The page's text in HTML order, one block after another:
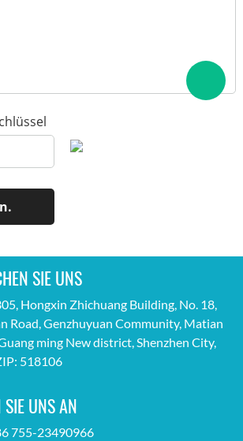
SIE UNS
Hongxin Zhichuang Building, No. 18,
Road, Genzhuyuan Community, Matian
ming New district, Shenzhen City,
518106
SIE UNS AN
755-23490966